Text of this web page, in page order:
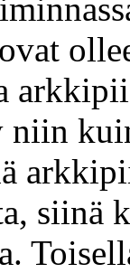
siinä